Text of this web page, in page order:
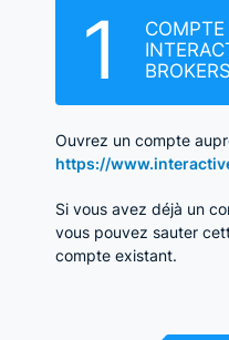
1
COMPTE
BROKERS
Ouvrez un compte
https://
Si vous avez déjà un
vous pouvez sauter
compte existant.